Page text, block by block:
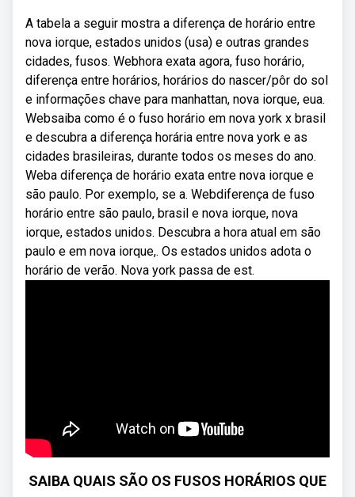
A tabela a seguir mostra a diferença de horário entre
nova iorque, estados unidos (usa) e outras grandes
cidades, fusos. Webhora exata agora, fuso horário,
diferença entre horários, horários do nascer/pôr do sol
e informações chave para manhattan, nova iorque, eua.
Websaiba como é o fuso horário em nova york x brasil
e descubra a diferença horária entre nova york e as
cidades brasileiras, durante todos os meses do ano.
Weba diferença de horário exata entre nova iorque e
são paulo. Por exemplo, se a. Webdiferença de fuso
horário entre são paulo, brasil e nova iorque, nova
iorque, estados unidos. Descubra a hora atual em são
paulo e em nova iorque,. Os estados unidos adota o
horário de verão. Nova york passa de est.
SAIBA QUAIS SÃO OS FUSOS HORÁRIOS QUE